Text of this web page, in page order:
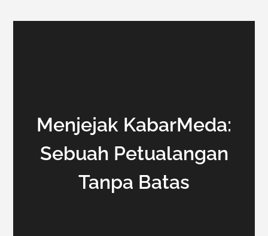
Menjejak KabarMeda:
Sebuah Petualangan
Tanpa Batas